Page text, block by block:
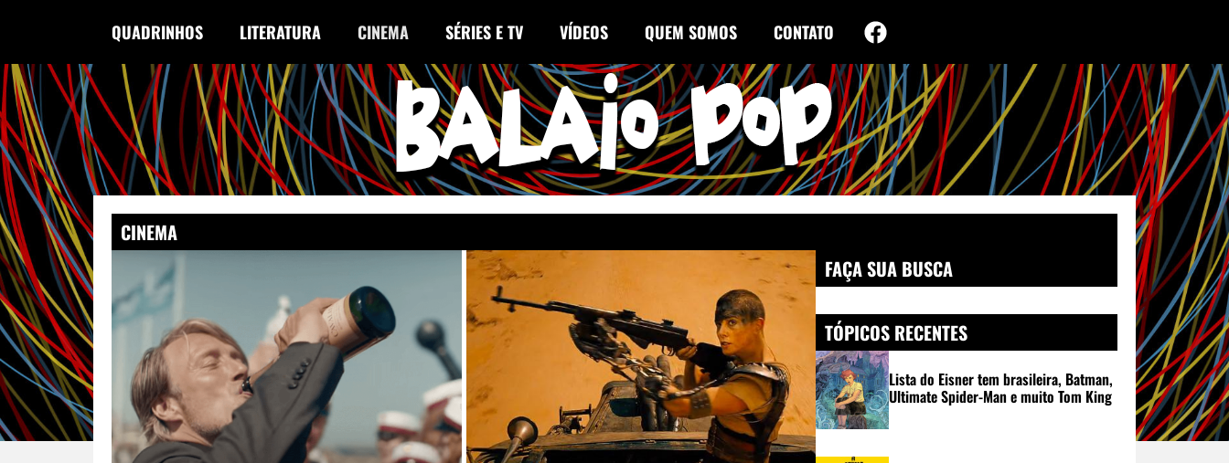
QUADRINHOS LITERATURA CINEMA SÉRIES E TV VÍDEOS QUEM SOMOS CONTATO
CINEMA
FAÇA SUA BUSCA
TÓPICOS RECENTES
Lista do Eisner tem brasileira, Batman,
Ultimate Spider-Man e muito Tom King